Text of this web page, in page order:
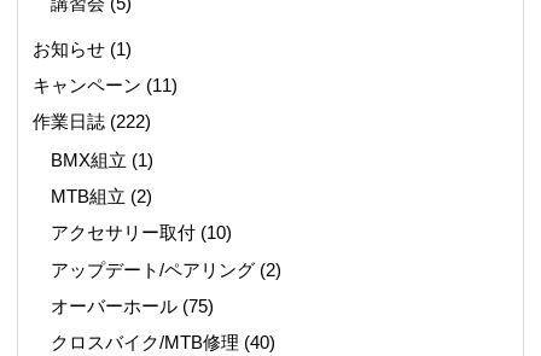
お知らせ(1)
キャンペーン (11)
作業日誌(222)
BMX組立 (1)
MTB組立 (2)
アクセサリー取付 (10)
アップデート/ペアリング (2)
オーバーホール (75)
クロスバイク/MTB修理 (40)